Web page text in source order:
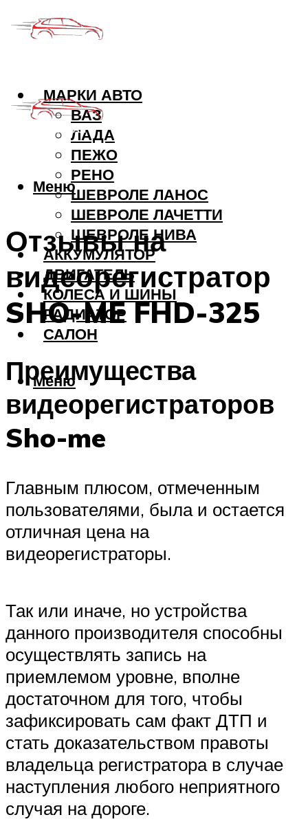
МАРКИ АВТО
ВАЗ
ЛАДА
ПЕЖО
РЕНО
ШЕВРОЛЕ ЛАНОС
ШЕВРОЛЕ ЛАЧЕТТИ
ШЕВРОЛЕ НИВА
АККУМУЛЯТОР
ДВИГАТЕЛЬ
КОЛЕСА И ШИНЫ
РАДИАТОР
САЛОН
Меню
Меню
Отзывы на
видеорегистратор
SHO-ME FHD-325
Преимущества
видеорегистраторов
Sho-me
Главным плюсом, отмеченным
пользователями, была и остается
отличная цена на
видеорегистраторы.
Так или иначе, но устройства
данного производителя способны
осуществлять запись на
приемлемом уровне, вполне
достаточном для того, чтобы
зафиксировать сам факт ДТП и
стать доказательством правоты
владельца регистратора в случае
наступления любого неприятного
случая на дороге.